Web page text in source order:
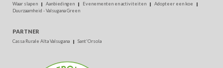
Waar slapen Aanbiedingen Evenementen en activiteiten
Adopteer een koe
Duurzaamheid - Valsugana Green
PARTNER
Cassa Rurale Alta Valsugana Sant'Orsola